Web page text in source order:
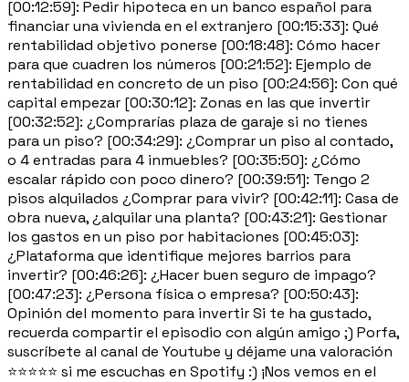
[00:12:59]: Pedir hipoteca en un banco español para
financiar una vivienda en el extranjero [00:15:33]: Qué
rentabilidad objetivo ponerse [00:18:48]: Cómo hacer
para que cuadren los números [00:21:52]: Ejemplo de
rentabilidad en concreto de un piso [00:24:56]: Con qué
capital empezar [00:30:12]: Zonas en las que invertir
[00:32:52]: ¿Comprarías plaza de garaje si no tienes
para un piso? [00:34:29]: ¿Comprar un piso al contado,
o 4 entradas para 4 inmuebles? [00:35:50]: ¿Cómo
escalar rápido con poco dinero? [00:39:51]: Tengo 2
pisos alquilados ¿Comprar para vivir? [00:42:11]: Casa de
obra nueva, ¿alquilar una planta? [00:43:21]: Gestionar
los gastos en un piso por habitaciones [00:45:03]:
¿Plataforma que identifique mejores barrios para
invertir? [00:46:26]: ¿Hacer buen seguro de impago?
[00:47:23]: ¿Persona física o empresa? [00:50:43]:
Opinión del momento para invertir Si te ha gustado,
recuerda compartir el episodio con algún amigo ;) Porfa,
suscríbete al canal de Youtube y déjame una valoración
⭐⭐⭐⭐⭐ si me escuchas en Spotify :) ¡Nos vemos en el